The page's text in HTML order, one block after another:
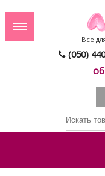
(050)
Все